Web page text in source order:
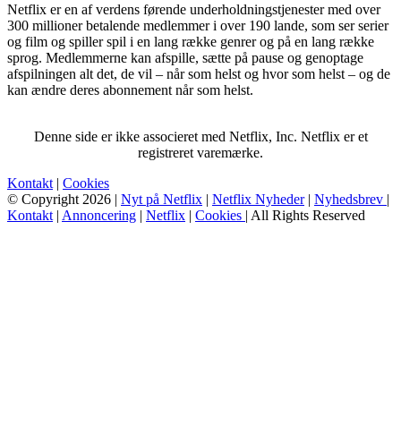
Netflix er en af verdens førende underholdningstjenester med over
300 millioner betalende medlemmer i over 190 lande, som ser serier
og film og spiller spil i en lang række genrer og på en lang række
sprog. Medlemmerne kan afspille, sætte på pause og genoptage
afspilningen alt det, de vil – når som helst og hvor som helst – og de
kan ændre deres abonnement når som helst.
Denne side er ikke associeret med Netflix, Inc. Netflix er et
registreret varemærke.
Kontakt | Cookies
© Copyright 2026 | Nyt på Netflix | Netflix Nyheder| Nyhedsbrev |
Kontakt | Annoncering | Netflix | Cookies | All Rights Reserved